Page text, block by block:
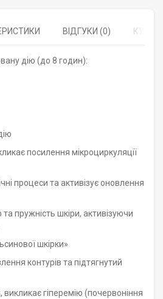
ВІДГУКИ (0)
дію (до 8 годин):
посилення мікроциркуляції
процеси та активізує оновлення
пружність шкіри, активізуючи
шкірки»
контурів та підтягнутий
викликає гіперемію (почервоніння